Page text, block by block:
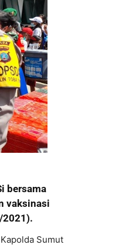
bersama
vaksinasi
2021).
Sumut